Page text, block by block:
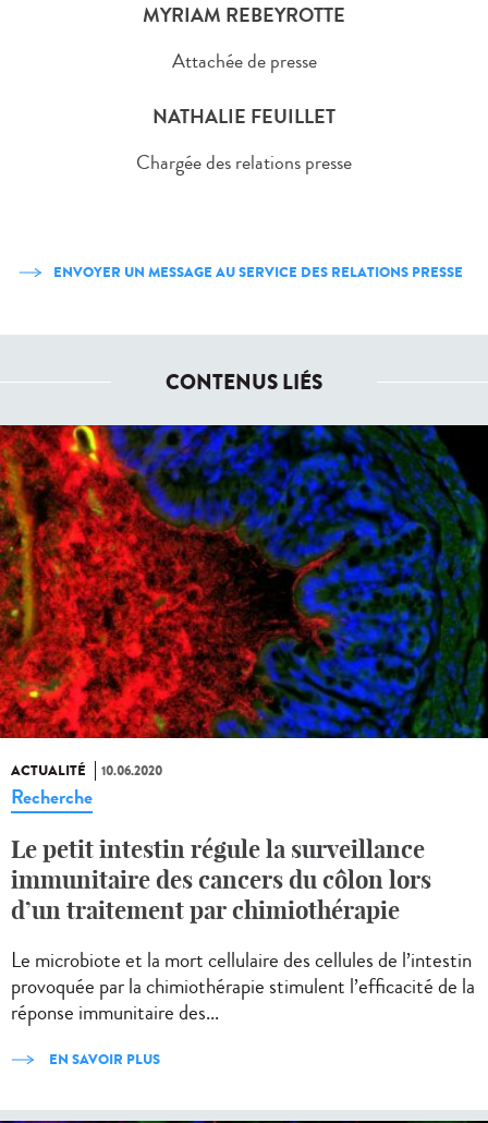
MYRIAM REBEYROTTE
Attachée de presse
NATHALIE FEUILLET
Chargée des relations presse
ENVOYER UN MESSAGE AU SERVICE DES RELATIONS PRESSE
CONTENUS LIÉS
ACTUALITÉ 10.06.2020
Recherche
Le petit intestin régule la surveillance
immunitaire des cancers du côlon lors
d’un traitement par chimiothérapie
Le microbiote et la mort cellulaire des cellules de l’intestin
provoquée par la chimiothérapie stimulent l’efficacité de la
réponse immunitaire des...
EN SAVOIR PLUS